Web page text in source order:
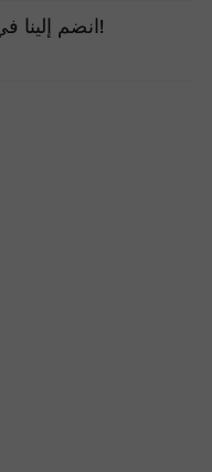
انضم إلينا في قمة متداولي الفوركس في دبي!